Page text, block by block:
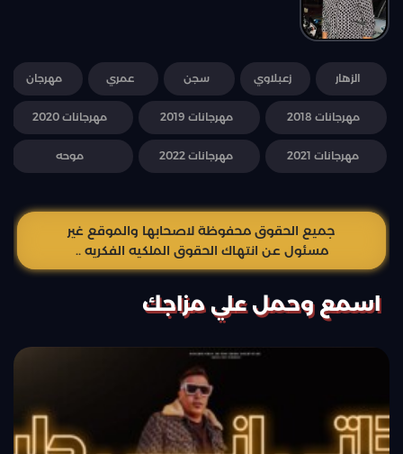
الزهار زعبلاوي سجن عمري مهرجان
مهرجانات 2018 مهرجانات 2019 مهرجانات 2020
مهرجانات 2021 مهرجانات 2022 موحه
جميع الحقوق محفوظة لاصحابها والموقع غير
مسئول عن انتهاك الحقوق الملكيه الفكريه ..
اسمع وحمل علي مزاجك